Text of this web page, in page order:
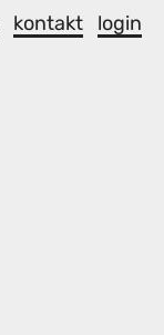
kontakt login